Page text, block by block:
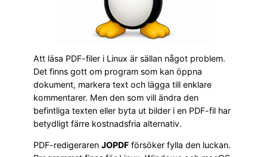
Att läsa PDF-filer i Linux är sällan något problem.
Det finns gott om program som kan öppna
dokument, markera text och lägga till enklare
kommentarer. Men den som vill ändra den
befintliga texten eller byta ut bilder i en PDF-fil har
betydligt färre kostnadsfria alternativ.
PDF-redigeraren JOPDF försöker fylla den luckan.